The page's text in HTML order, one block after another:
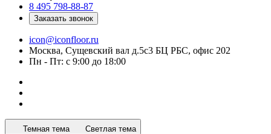
8 495 798-88-87
Заказать звонок
icon@iconfloor.ru
Москва, Сущевский вал д.5с3 БЦ РБС, офис 202
Пн - Пт: с 9:00 до 18:00
Темная тема Светлая тема